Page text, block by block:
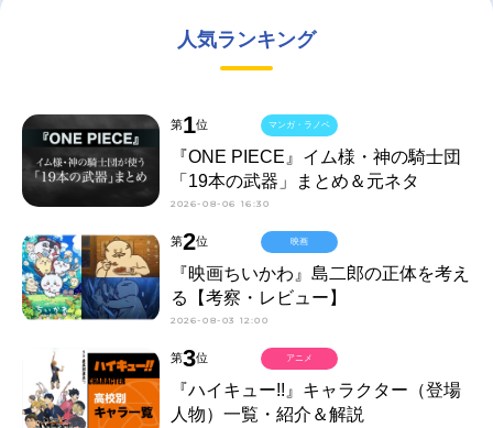
人気ランキング
第1位
『ONE PIECE』イム様・神の騎士団
「19本の武器」まとめ＆元ネタ
2026-08-06 16:30
マンガ・ラノベ
第2位
『映画ちいかわ』島二郎の正体を考え
る【考察・レビュー】
2026-08-03 12:00
映画
第3位
『ハイキュー!!』キャラクター（登場
人物）一覧・紹介＆解説
アニメ